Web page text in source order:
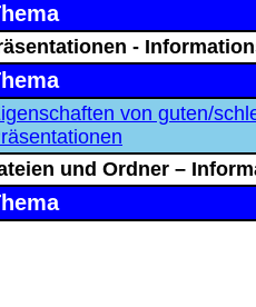
-
von guten/
und Ordner –